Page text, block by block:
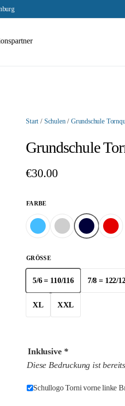
Start / Schulen/ Grundschule
Grundschule
€30.00
FARBE
GRÖSSE
5/6 = 110/116 7/8 = 122/
XL XXL
Inklusive *
Diese Bedruckung ist
Schullogo Torni vorne linke